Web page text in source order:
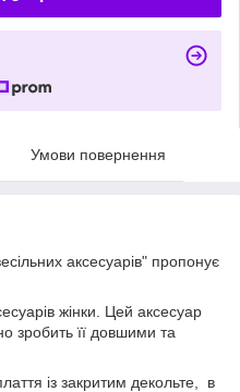
Умови повернення
аксесуарів" пропонує
жінки. Цей аксесуар
зробить її довшими та
із закритим декольте, в